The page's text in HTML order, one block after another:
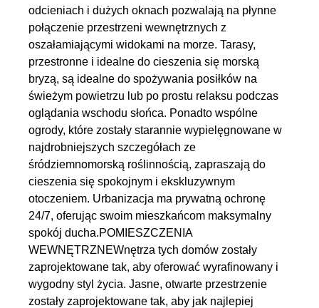
odcieniach i dużych oknach pozwalają na płynne
połączenie przestrzeni wewnętrznych z
oszałamiającymi widokami na morze. Tarasy,
przestronne i idealne do cieszenia się morską
bryzą, są idealne do spożywania posiłków na
świeżym powietrzu lub po prostu relaksu podczas
oglądania wschodu słońca. Ponadto wspólne
ogrody, które zostały starannie wypielęgnowane w
najdrobniejszych szczegółach ze
śródziemnomorską roślinnością, zapraszają do
cieszenia się spokojnym i ekskluzywnym
otoczeniem. Urbanizacja ma prywatną ochronę
24/7, oferując swoim mieszkańcom maksymalny
spokój ducha.POMIESZCZENIA
WEWNĘTRZNEWnętrza tych domów zostały
zaprojektowane tak, aby oferować wyrafinowany i
wygodny styl życia. Jasne, otwarte przestrzenie
zostały zaprojektowane tak, aby jak najlepiej